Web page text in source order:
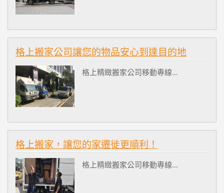
格上搬家公司讓您的物品安心到達目的地
格上精緻搬家公司移動專線...
格上搬家，讓您的家遷徙更順利！
格上精緻搬家公司移動專線...